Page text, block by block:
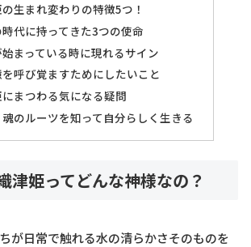
生まれ変わりの特徴5つ！
代に持ってきた3つの使命
まっている時に現れるサイン
呼び覚ますためにしたいこと
まつわる気になる疑問
のルーツを知って自分らしく生きる
津姫ってどんな神様なの？
が日常で触れる水の清らかさそのものを